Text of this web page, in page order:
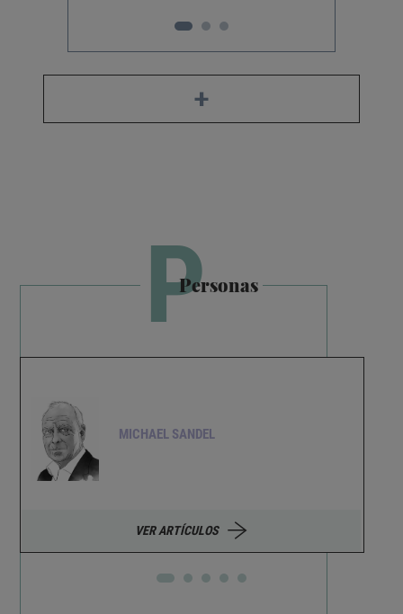
+
PPersonas
MICHAEL SANDEL
VER ARTÍCULOS